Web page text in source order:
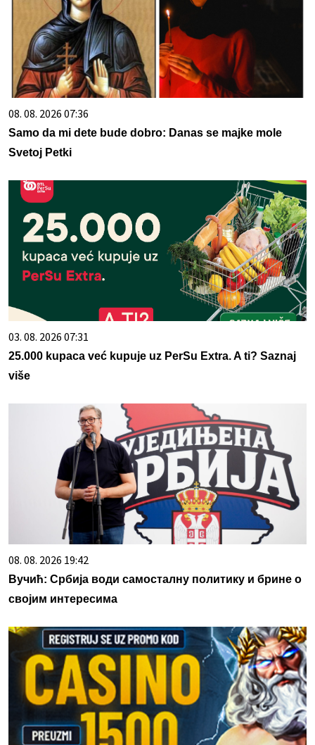
08. 08. 2026 07:36
Samo da mi dete bude dobro: Danas se majke mole
Svetoj Petki
03. 08. 2026 07:31
25.000 kupaca već kupuje uz PerSu Extra. A ti? Saznaj
više
08. 08. 2026 19:42
Вучић: Србија води самосталну политику и брине о
својим интересима